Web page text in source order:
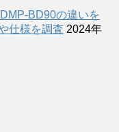
BD90の違いを
仕様を調査 2024年